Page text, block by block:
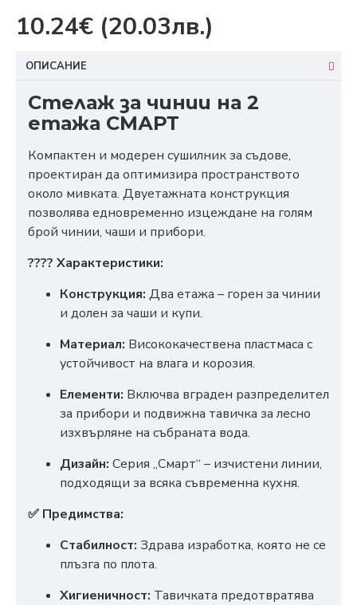
10.24€ (20.03лв.)
ОПИСАНИЕ
Стелаж за чинии на 2
етажа СМАРТ
Компактен и модерен сушилник за съдове,
проектиран да оптимизира пространството
около мивката. Двуетажната конструкция
позволява едновременно изцеждане на голям
брой чинии, чаши и прибори.
???? Характеристики:
Конструкция: Два етажа – горен за чинии
и долен за чаши и купи.
Материал: Висококачествена пластмаса с
устойчивост на влага и корозия.
Елементи: Включва вграден разпределител
за прибори и подвижна тавичка за лесно
изхвърляне на събраната вода.
Дизайн: Серия „Смарт“ – изчистени линии,
подходящи за всяка съвременна кухня.
✅ Предимства:
Стабилност: Здрава изработка, която не се
плъзга по плота.
Хигиеничност: Тавичката предотвратява